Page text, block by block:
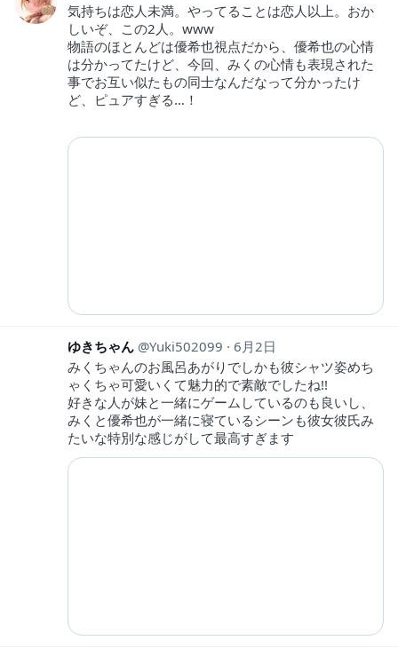
気持ちは恋人未満。やってることは恋人以上。おか
しいぞ、この2人。www
物語のほとんどは優希也視点だから、優希也の心情
は分かってたけど、今回、みくの心情も表現された
事でお互い似たもの同士なんだなって分かったけ
ど、ピュアすぎる…！
ゆきちゃん Yuki502099
6月2日
みくちゃんのお風呂あがりでしかも彼シャツ姿めち
ゃくちゃ可愛いくて魅力的で素敵でしたね!!
好きな人が妹と一緒にゲームしているのも良いし、
みくと優希也が一緒に寝ているシーンも彼女彼氏み
たいな特別な感じがして最高すぎます